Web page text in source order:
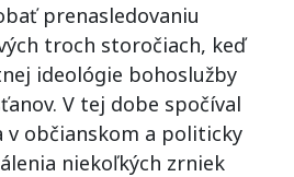
prenasledovaniu
troch storočiach, keď
ideológie bohoslužby
V tej dobe spočíval
občianskom a politicky
niekoľkých zrniek